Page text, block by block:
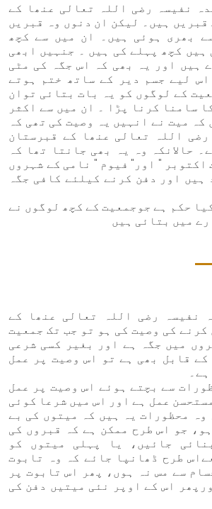
نفیسہ رضی اللہ تعالی عنھا کے
قبریں ہیں۔ لیکن ان دنوں وہ قبریں
بھری ہوئی ہیں۔ ان میں سے کچھ
ہیں کچھ پہلے کی ہیں ۔ جنہیں ابھی
ہیں اور یہ بھی کہ اس جگہ کی مٹی
لیے جسم دیر کے ساتھ ختم ہوتے
کے لوگوں کو یہ بات بتائی توان
سامنا کرنا پڑا ۔ ان میں سے اکثر
کہ میت نے انہیں یہ وصیت کی تھی کہ
رضی اللہ تعالی عنھا کے قبرستان
حالانکہ وہ یہ بھی جانتا تھا کہ
اکتوبر " اور" فیوم " نامی کے شہروں
ہیں اور دفن کرنے کیلئے کافی جگہ
حکم ہے جوجمعیت کے کچھ لوگوں نے
میں بتائی ہیں
نفیسہ رضی اللہ تعالی عنھا کے
کرنے کی وصیت کی ہو تو جب تک جمعیت
میں جگہ ہے اور بغیر کسی شرعی
کے قابل بھی ہے تو اس وصیت پر عمل
سے بچتے ہوئے اس وصیت پر عمل
عمل ہے اور اس میں شرعا کوئی
وہ محظورات یہ ہیں کہ میتوں کی بے
جو اس طرح ممکن ہے کہ قبروں کی
جائیں، یا پہلی میتوں کو
طرح ڈھانپا جائے کہ وہ تابوت
سے مس نہ ہوں، پھر اس تابوت پر
اس کے اوپر نئی میتیں دفن کی